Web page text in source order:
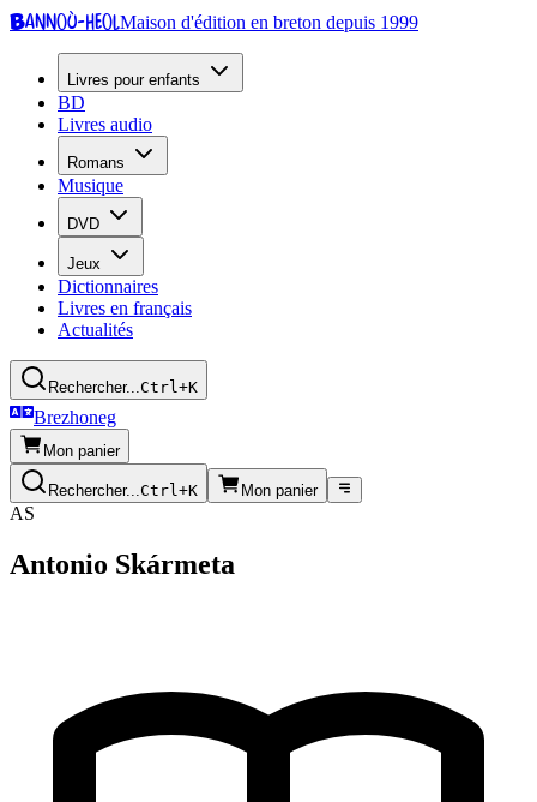
Bannoù-heolMaison d'édition en breton depuis 1999
Livres pour enfants
BD
Livres audio
Romans
Musique
DVD
Jeux
Dictionnaires
Livres en français
Actualités
Rechercher...Ctrl+K
Brezhoneg
Mon panier
Rechercher...Ctrl+K Mon panier
AS
Antonio Skármeta